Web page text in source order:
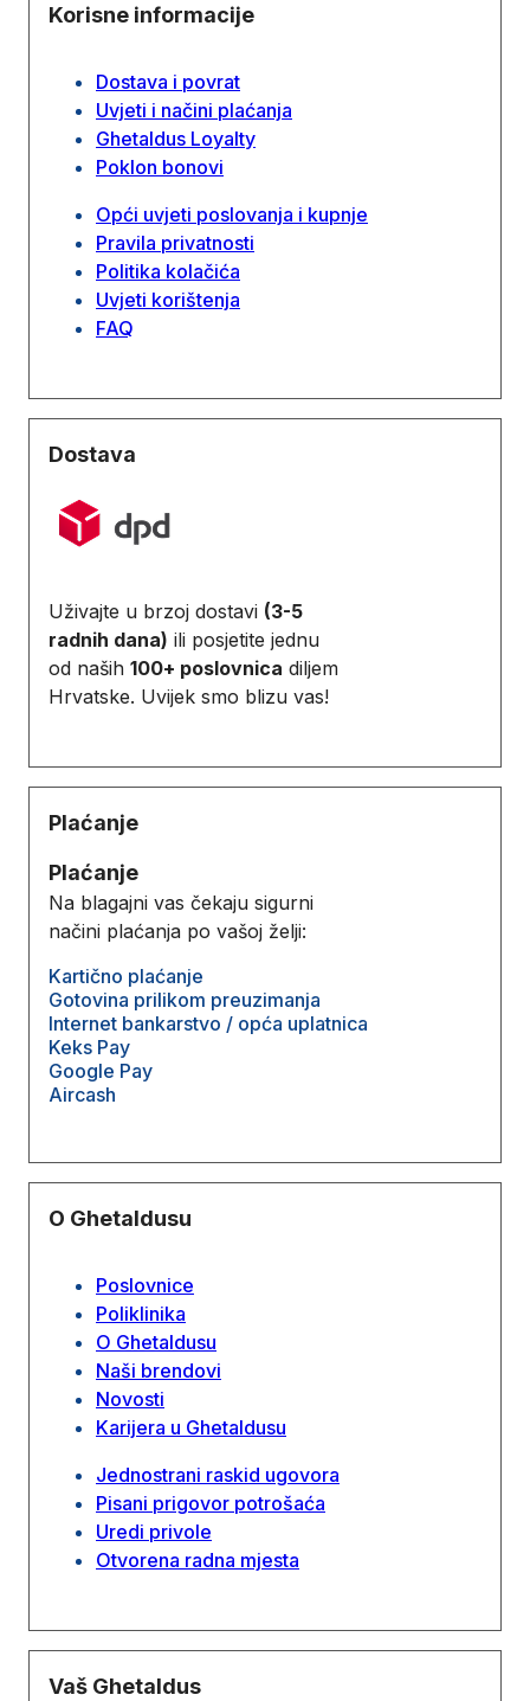
Korisne informacije
Dostava i povrat
Uvjeti i načini plaćanja
Ghetaldus Loyalty
Poklon bonovi
Opći uvjeti poslovanja i kupnje
Pravila privatnosti
Politika kolačića
Uvjeti korištenja
FAQ
Dostava
Uživajte u brzoj dostavi (3-5
radnih dana) ili posjetite jednu
od naših 100+ poslovnica diljem
Hrvatske. Uvijek smo blizu vas!
Plaćanje
Plaćanje
Na blagajni vas čekaju sigurni
načini plaćanja po vašoj želji:
Kartično plaćanje
Gotovina prilikom preuzimanja
Internet bankarstvo / opća uplatnica
Keks Pay
Google Pay
Aircash
O Ghetaldusu
Poslovnice
Poliklinika
O Ghetaldusu
Naši brendovi
Novosti
Karijera u Ghetaldusu
Jednostrani raskid ugovora
Pisani prigovor potrošaća
Uredi privole
Otvorena radna mjesta
Vaš Ghetaldus